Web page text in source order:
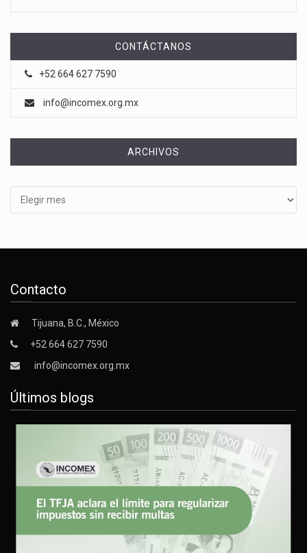
CONTÁCTANOS
+52 664 627 7590
info@incomex.org.mx
ARCHIVOS
Contacto
Tijuana, B.C., México
+52 664 627 7590
info@incomex.org.mx
Últimos blogs